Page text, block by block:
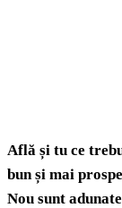
Află și tu ce
bun și mai
Nou sunt